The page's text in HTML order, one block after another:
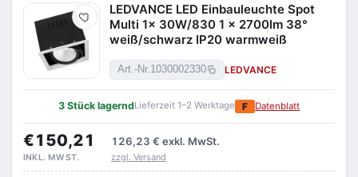
Merken
LEDVANCE LED Einbauleuchte Spot
Multi 1x 30W/830 1 x 2700lm 38°
weiß/schwarz IP20 warmweiß
Art.-Nr.1030002330 LEDVANCE
3 Stück lagerndLieferzeit 1–2 Werktage F Datenblatt
€150,21 126,23 € exkl. MwSt.
INKL. MWST. zzgl. Versand